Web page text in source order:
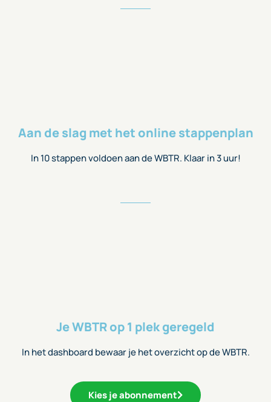
Aan de slag met het online stappenplan
In 10 stappen voldoen aan de WBTR. Klaar in 3 uur!
Je WBTR op 1 plek geregeld
In het dashboard bewaar je het overzicht op de WBTR.
Kies je abonnement